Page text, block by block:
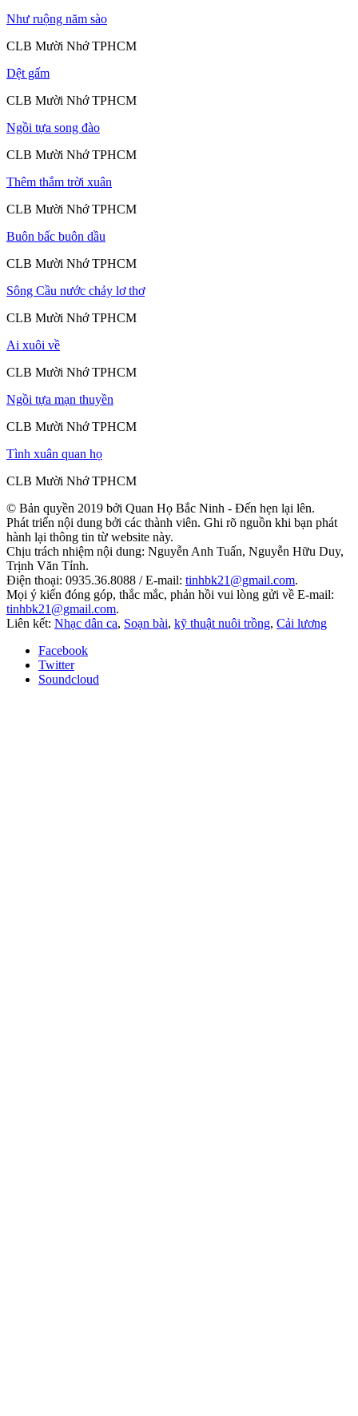
Như ruộng năm sào
CLB Mười Nhớ TPHCM
Dệt gấm
CLB Mười Nhớ TPHCM
Ngồi tựa song đào
CLB Mười Nhớ TPHCM
Thêm thắm trời xuân
CLB Mười Nhớ TPHCM
Buôn bấc buôn dầu
CLB Mười Nhớ TPHCM
Sông Cầu nước chảy lơ thơ
CLB Mười Nhớ TPHCM
Ai xuôi về
CLB Mười Nhớ TPHCM
Ngồi tựa mạn thuyền
CLB Mười Nhớ TPHCM
Tình xuân quan họ
CLB Mười Nhớ TPHCM
© Bản quyền 2019 bởi Quan Họ Bắc Ninh - Đến hẹn lại lên.
Phát triển nội dung bởi các thành viên. Ghi rõ nguồn khi bạn phát
hành lại thông tin từ website này.
Chịu trách nhiệm nội dung: Nguyễn Anh Tuấn, Nguyễn Hữu Duy,
Trịnh Văn Tỉnh.
Điện thoại: 0935.36.8088 / E-mail: tinhbk21@gmail.com.
Mọi ý kiến đóng góp, thắc mắc, phản hồi vui lòng gửi về E-mail:
tinhbk21@gmail.com.
Liên kết: Nhạc dân ca, Soạn bài, kỹ thuật nuôi trồng, Cải lương
Facebook
Twitter
Soundcloud